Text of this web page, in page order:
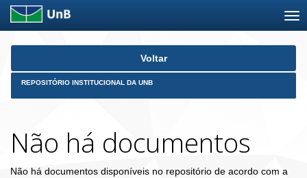
Skip
Voltar
REPOSITÓRIO INSTITUCIONAL DA UNB
Não há documentos
Não há documentos disponíveis no repositório de acordo com a